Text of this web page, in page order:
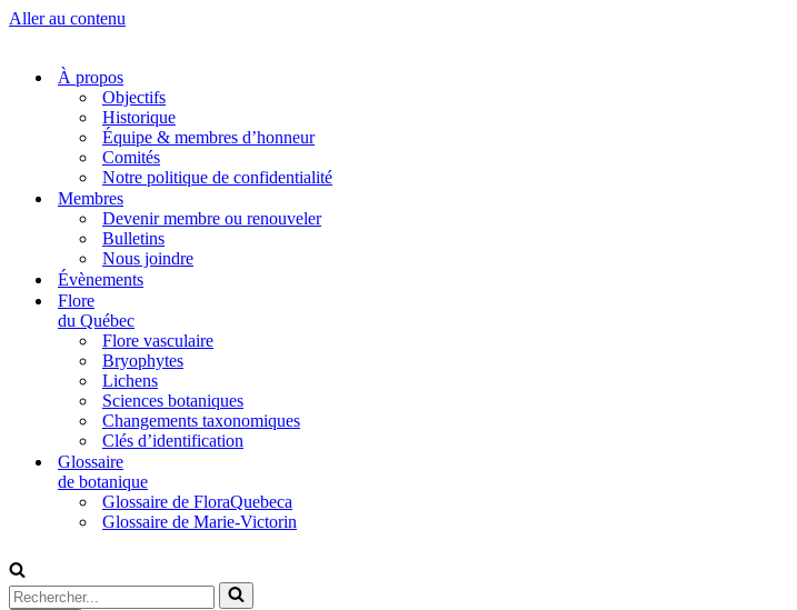
Aller au contenu
À propos
Objectifs
Historique
Équipe & membres d’honneur
Comités
Notre politique de confidentialité
Membres
Devenir membre ou renouveler
Bulletins
Nous joindre
Évènements
Flore
du Québec
Flore vasculaire
Bryophytes
Lichens
Sciences botaniques
Changements taxonomiques
Clés d’identification
Glossaire
de botanique
Glossaire de FloraQuebeca
Glossaire de Marie-Victorin
Rechercher...